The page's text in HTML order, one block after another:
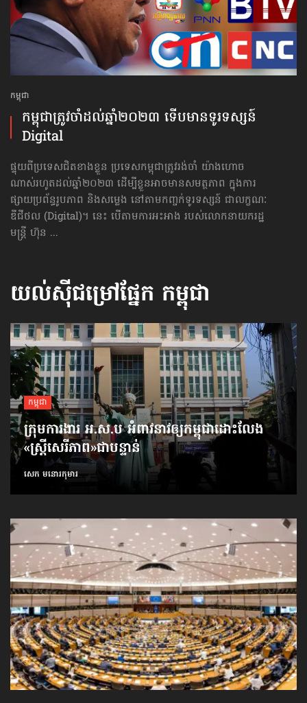
កម្ពុជា
កម្ពុជា​ត្រូវចាំ​ដល់ឆ្នាំ​២០២៣ ទើបមាន​ទូរទស្សន៍
Digital
ផ្ទុយពីប្រទេសជិតខាងខ្លួន ប្រទេសកម្ពុជាត្រូវរង់ចាំ យ៉ាងហោច
ណាស់រហូតដល់ឆ្នាំ២០២៣ ដើម្បីខ្លួនអាចមានសមត្ថភាព ក្នុងការ
ផ្សាយប្រព័ន្ធរូបភាព និងសម្លេង នៅតាមកញ្ចក់ទូរទស្សន៍ ជាលក្ខណៈ​
ឌីជីថល (Digital)។ នេះ បើតាមការអះអាង របស់លោកនាយករដ្ឋ
មន្ត្រី ហ៊ុន ...
យល់ស៊ីជម្រៅផ្នែក កម្ពុជា
កម្ពុជា
ក្រុមការងារ អ.ស.ប អំពាវនាវ​ឲ្យកម្ពុជា​ដោះលែង​
«ស្ត្រីសេរីភាព»​ជាបន្ទាន់
សេក មនោរកុមារ